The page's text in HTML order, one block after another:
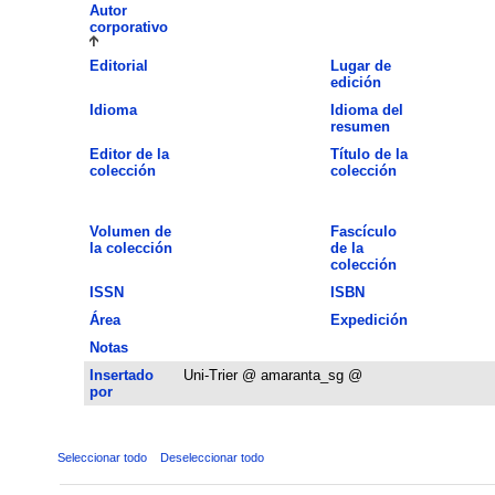
Autor
corporativo
Editorial
Lugar de
edición
Idioma
Idioma del
resumen
Editor de la
colección
Título de la
colección
Volumen de
la colección
Fascículo
de la
colección
ISSN
ISBN
Área
Expedición
Notas
Insertado
por
Uni-Trier @ amaranta_sg @
Seleccionar todo Deseleccionar todo